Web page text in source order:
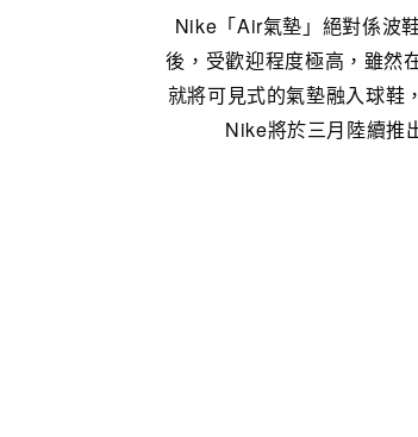
Nike「Air氣墊」絕對係波
後，受歡迎程度極高，雖然
就將可見式的氣墊融入球鞋
Nike將於三月陸續推